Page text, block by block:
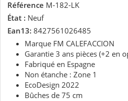
Référence M-182-LK
État : Neuf
Ean13: 8427561026485
Marque FM CALEFACCION
Garantie 3 ans pièces (+2 en
Fabriqué en Espagne
Non étanche : Zone 1
EcoDesign 2022
Bûches de 75 cm